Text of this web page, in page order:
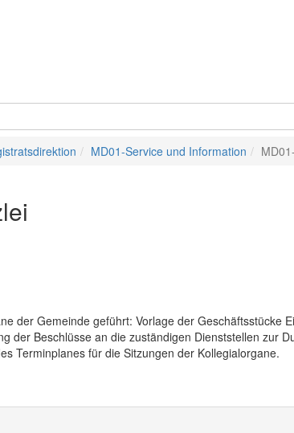
MD01-Service und Information
der Gemeinde geführt: Vorlage der Geschäftsstücke
der Beschlüsse an die zuständigen Dienststellen zur
Terminplanes für die Sitzungen der Kollegialorgane.